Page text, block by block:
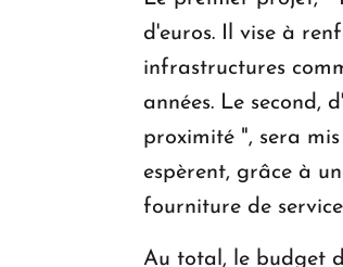
d'euros. Il vise à
infrastructures
années. Le second,
proximité ", sera
espèrent, grâce à
fourniture de
Au total, le budget